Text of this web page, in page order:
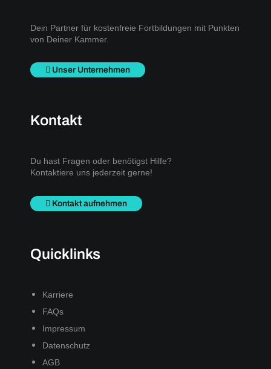
Dein Partner für kostenfreie Fortbildungen mit Punkten
von Deiner Kammer.
Unser Unternehmen
Kontakt
Du hast Fragen oder benötigst Hilfe?
Kontaktiere uns jederzeit gerne!
Kontakt aufnehmen
Quicklinks
Karriere
FAQs
Impressum
Datenschutz
AGB